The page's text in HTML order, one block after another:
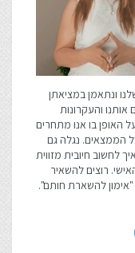
ונתאמן במציאתן
והעקרונות
האופן בו אנו מתחרים
הממצאים. נגלה גם
לחשוב חיובית מזווית
רוצים להשאיר
"אימון להשארת חותם".